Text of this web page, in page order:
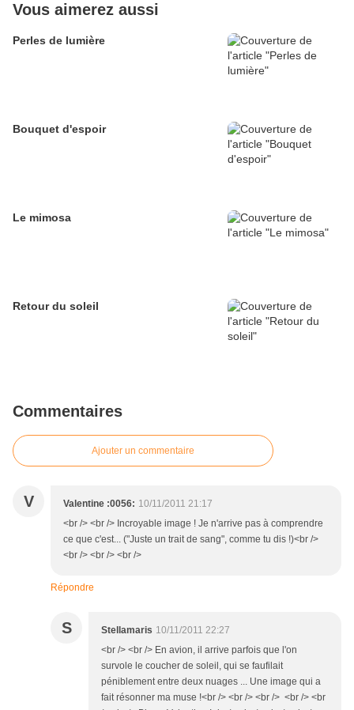
Vous aimerez aussi
Perles de lumière
Bouquet d'espoir
Le mimosa
Retour du soleil
Commentaires
Ajouter un commentaire
V Valentine :0056: 10/11/2011 21:17
<br /> <br /> Incroyable image ! Je n'arrive pas à comprendre
ce que c'est... ("Juste un trait de sang", comme tu dis !)<br />
<br /> <br /> <br />
Répondre
S Stellamaris 10/11/2011 22:27
<br /> <br /> En avion, il arrive parfois que l'on
survole le coucher de soleil, qui se faufilait
péniblement entre deux nuages ... Une image qui a
fait résonner ma muse !<br /> <br /> <br /> <br /> <br